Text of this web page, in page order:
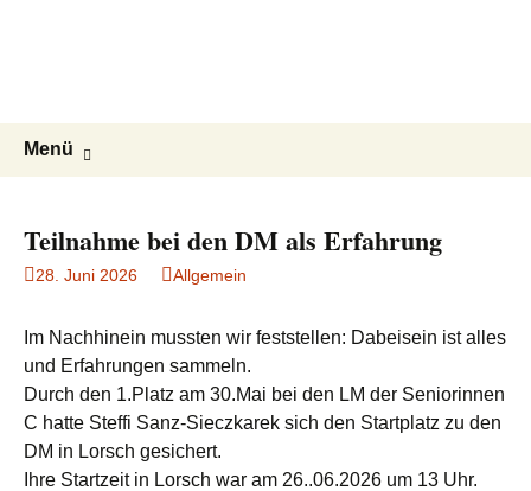
Menü
Teilnahme bei den DM als Erfahrung
28. Juni 2026 Allgemein
Im Nachhinein mussten wir feststellen: Dabeisein ist alles
und Erfahrungen sammeln.
Durch den 1.Platz am 30.Mai bei den LM der Seniorinnen
C hatte Steffi Sanz-Sieczkarek sich den Startplatz zu den
DM in Lorsch gesichert.
Ihre Startzeit in Lorsch war am 26..06.2026 um 13 Uhr.